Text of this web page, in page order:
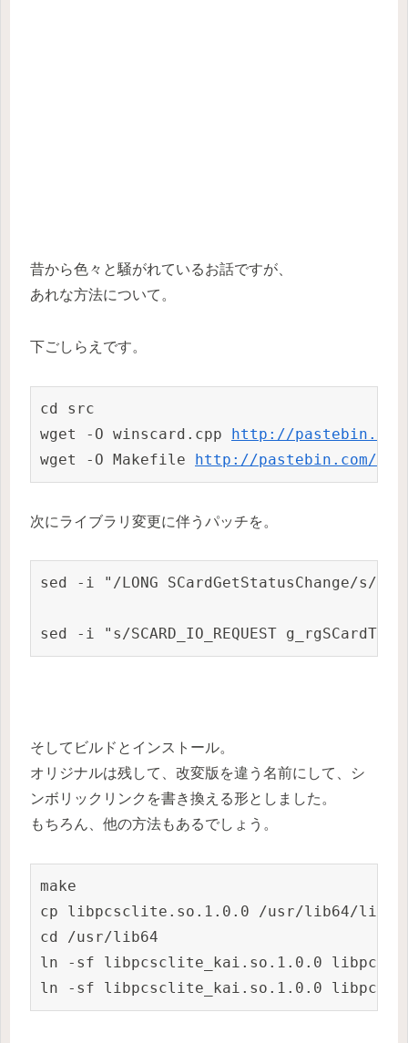
昔から色々と騒がれているお話ですが、
あれな方法について。
下ごしらえです。
cd src
wget -O winscard.cpp http://pastebin.com/
wget -O Makefile http://pastebin.com/
次にライブラリ変更に伴うパッチを。
sed -i "/LONG SCardGetStatusChange/s/
sed -i "s/SCARD_IO_REQUEST
そしてビルドとインストール。
オリジナルは残して、改変版を違う名前にして、シ
ンボリックリンクを書き換える形としました。
もちろん、他の方法もあるでしょう。
make
cp libpcsclite.so.1.0.0 /usr/lib64/
cd /usr/lib64
ln -sf libpcsclite_kai.so.1.0.0
ln -sf libpcsclite_kai.so.1.0.0